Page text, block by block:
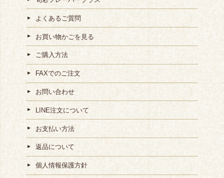
よくあるご質問
お買い物かごを見る
ご購入方法
FAXでのご注文
お問い合わせ
LINE注文について
お支払い方法
返品について
個人情報保護方針